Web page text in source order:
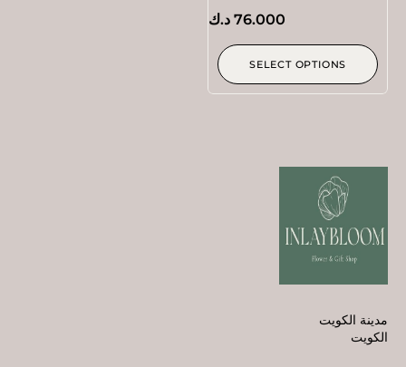
76.000 د.ك
SELECT OPTIONS
مدينة الكويت
الكويت